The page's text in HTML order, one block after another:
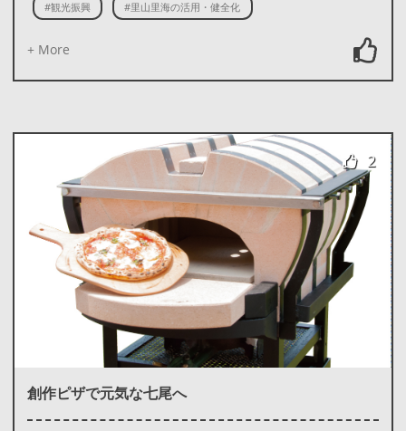
#観光振興 #里山里海の活用・健全化
+ More
2
創作ピザで元気な七尾へ